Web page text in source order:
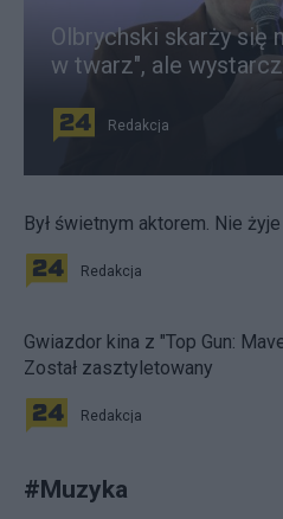
Olbrychski skarży się
w twarz", ale
Redakcja
Był świetnym aktorem. Nie
Redakcja
Gwiazdor kina z "Top Gun:
Został zasztyletowany
Redakcja
#Muzyka